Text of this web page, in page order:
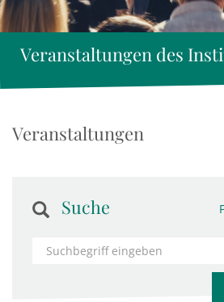
Veranstaltungen des
Veranstaltungen
Suche